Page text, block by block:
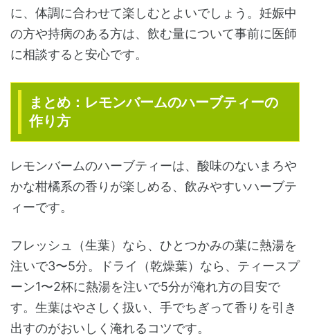
に、体調に合わせて楽しむとよいでしょう。妊娠中
の方や持病のある方は、飲む量について事前に医師
に相談すると安心です。
まとめ：レモンバームのハーブティーの
作り方
レモンバームのハーブティーは、酸味のないまろや
かな柑橘系の香りが楽しめる、飲みやすいハーブテ
ィーです。
フレッシュ（生葉）なら、ひとつかみの葉に熱湯を
注いで3〜5分。ドライ（乾燥葉）なら、ティースプ
ーン1〜2杯に熱湯を注いで5分が淹れ方の目安で
す。生葉はやさしく扱い、手でちぎって香りを引き
出すのがおいしく淹れるコツです。